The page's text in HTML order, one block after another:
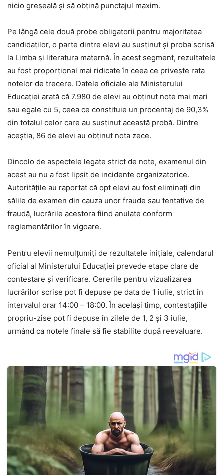
nicio greșeală și să obțină punctajul maxim.
Pe lângă cele două probe obligatorii pentru majoritatea
candidaților, o parte dintre elevi au susținut și proba scrisă
la Limba și literatura maternă. În acest segment, rezultatele
au fost proporțional mai ridicate în ceea ce privește rata
notelor de trecere. Datele oficiale ale Ministerului
Educației arată că 7.980 de elevi au obținut note mai mari
sau egale cu 5, ceea ce constituie un procentaj de 90,3%
din totalul celor care au susținut această probă. Dintre
aceștia, 86 de elevi au obținut nota zece.
Dincolo de aspectele legate strict de note, examenul din
acest au nu a fost lipsit de incidente organizatorice.
Autoritățile au raportat că opt elevi au fost eliminați din
sălile de examen din cauza unor fraude sau tentative de
fraudă, lucrările acestora fiind anulate conform
reglementărilor în vigoare.
Pentru elevii nemulțumiți de rezultatele inițiale, calendarul
oficial al Ministerului Educației prevede etape clare de
contestare și verificare. Cererile pentru vizualizarea
lucrărilor scrise pot fi depuse pe data de 1 iulie, strict în
intervalul orar 14:00 – 18:00. În același timp, contestațiile
propriu-zise pot fi depuse în zilele de 1, 2 și 3 iulie,
urmând ca notele finale să fie stabilite după reevaluare.